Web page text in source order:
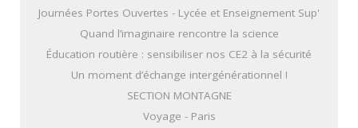
Journées Portes Ouvertes - Lycée et Enseignement Sup'
Quand l’imaginaire rencontre la science
Éducation routière : sensibiliser nos CE2 à la sécurité
Un moment d’échange intergénérationnel !
SECTION MONTAGNE
Voyage - Paris